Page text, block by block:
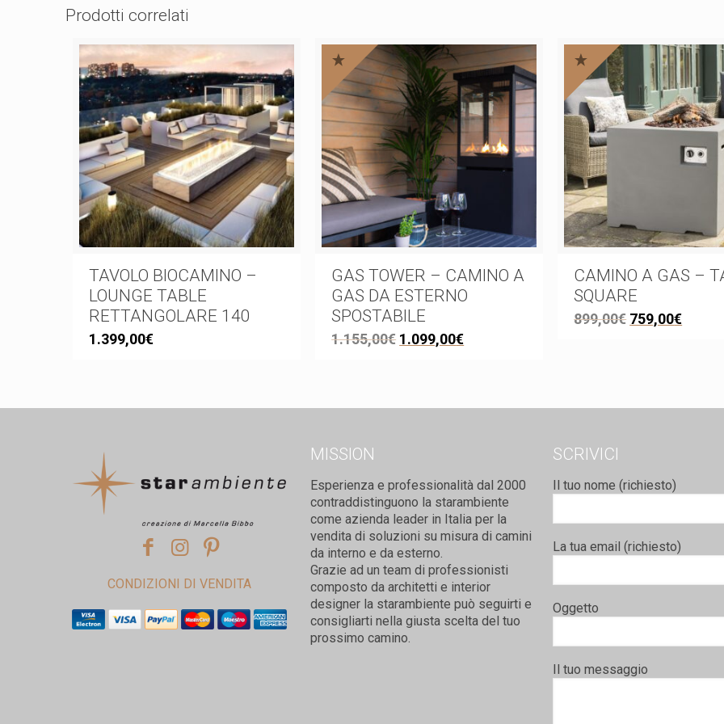
Prodotti correlati
TAVOLO BIOCAMINO –
LOUNGE TABLE
RETTANGOLARE 140
1.399,00€
GAS TOWER – CAMINO A
GAS DA ESTERNO
SPOSTABILE
1.155,00€ 1.099,00€
CAMINO A GAS –
SQUARE
899,00€ 759,00€
CONDIZIONI DI VENDITA
MISSION
Esperienza e professionalità dal 2000
contraddistinguono la starambiente
come azienda leader in Italia per la
vendita di soluzioni su misura di camini
da interno e da esterno.
Grazie ad un team di professionisti
composto da architetti e interior
designer la starambiente può seguirti e
consigliarti nella giusta scelta del tuo
prossimo camino.
SCRIVICI
Il tuo nome (richiesto)
La tua email (richiesto)
Oggetto
Il tuo messaggio